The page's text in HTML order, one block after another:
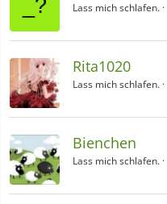
Lass mich schlafen.
Rita1020
Lass mich schlafen.
Bienchen
Lass mich schlafen.